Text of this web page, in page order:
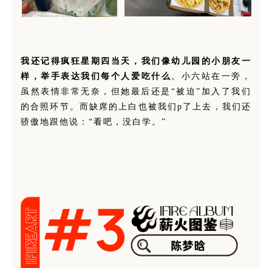
我还记得疯狂星期四当天，我们像幼儿园的小朋友一
样，举手表达我们每个人爱吃什么 。小六站在一旁，
虽然表情非常无奈，但她最后还是“被迫”加入了我们
的合照环节。而缺席的上白也被我们p了上去，我们还
骄傲地跟他说：“看吧，没白学。”